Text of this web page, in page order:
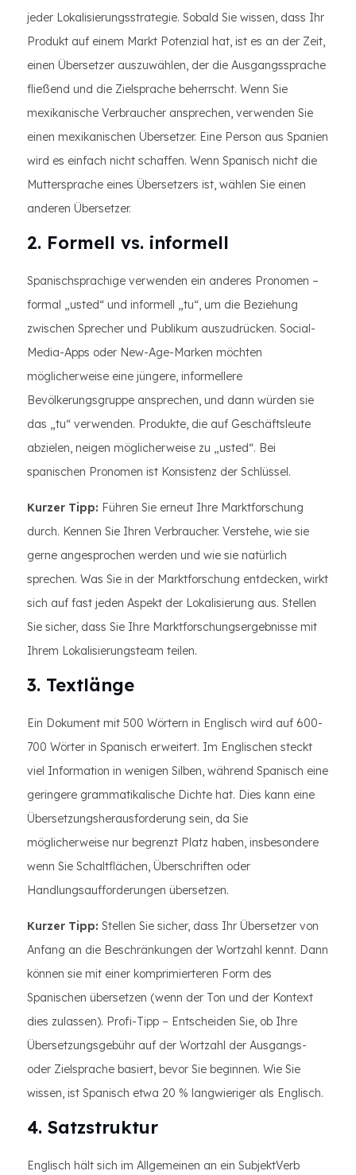
jeder Lokalisierungsstrategie. Sobald Sie wissen, dass Ihr
Produkt auf einem Markt Potenzial hat, ist es an der Zeit,
einen Übersetzer auszuwählen, der die Ausgangssprache
fließend und die Zielsprache beherrscht. Wenn Sie
mexikanische Verbraucher ansprechen, verwenden Sie
einen mexikanischen Übersetzer. Eine Person aus Spanien
wird es einfach nicht schaffen. Wenn Spanisch nicht die
Muttersprache eines Übersetzers ist, wählen Sie einen
anderen Übersetzer.
2. Formell vs. informell
Spanischsprachige verwenden ein anderes Pronomen –
formal „usted“ und informell „tu“, um die Beziehung
zwischen Sprecher und Publikum auszudrücken. Social-
Media-Apps oder New-Age-Marken möchten
möglicherweise eine jüngere, informellere
Bevölkerungsgruppe ansprechen, und dann würden sie
das „tu“ verwenden. Produkte, die auf Geschäftsleute
abzielen, neigen möglicherweise zu „usted“. Bei
spanischen Pronomen ist Konsistenz der Schlüssel.
Kurzer Tipp: Führen Sie erneut Ihre Marktforschung
durch. Kennen Sie Ihren Verbraucher. Verstehe, wie sie
gerne angesprochen werden und wie sie natürlich
sprechen. Was Sie in der Marktforschung entdecken, wirkt
sich auf fast jeden Aspekt der Lokalisierung aus. Stellen
Sie sicher, dass Sie Ihre Marktforschungsergebnisse mit
Ihrem Lokalisierungsteam teilen.
3. Textlänge
Ein Dokument mit 500 Wörtern in Englisch wird auf 600-
700 Wörter in Spanisch erweitert. Im Englischen steckt
viel Information in wenigen Silben, während Spanisch eine
geringere grammatikalische Dichte hat. Dies kann eine
Übersetzungsherausforderung sein, da Sie
möglicherweise nur begrenzt Platz haben, insbesondere
wenn Sie Schaltflächen, Überschriften oder
Handlungsaufforderungen übersetzen.
Kurzer Tipp: Stellen Sie sicher, dass Ihr Übersetzer von
Anfang an die Beschränkungen der Wortzahl kennt. Dann
können sie mit einer komprimierteren Form des
Spanischen übersetzen (wenn der Ton und der Kontext
dies zulassen). Profi-Tipp – Entscheiden Sie, ob Ihre
Übersetzungsgebühr auf der Wortzahl der Ausgangs-
oder Zielsprache basiert, bevor Sie beginnen. Wie Sie
wissen, ist Spanisch etwa 20 % langwieriger als Englisch.
4. Satzstruktur
Englisch hält sich im Allgemeinen an ein SubjektVerb